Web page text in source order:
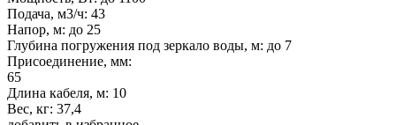
Подача, м3/ч: 43
Напор, м: до 25
Глубина погружения под зеркало воды, м: до 7
Присоединение, мм:
65
Длина кабеля, м: 10
Вес, кг: 37,4